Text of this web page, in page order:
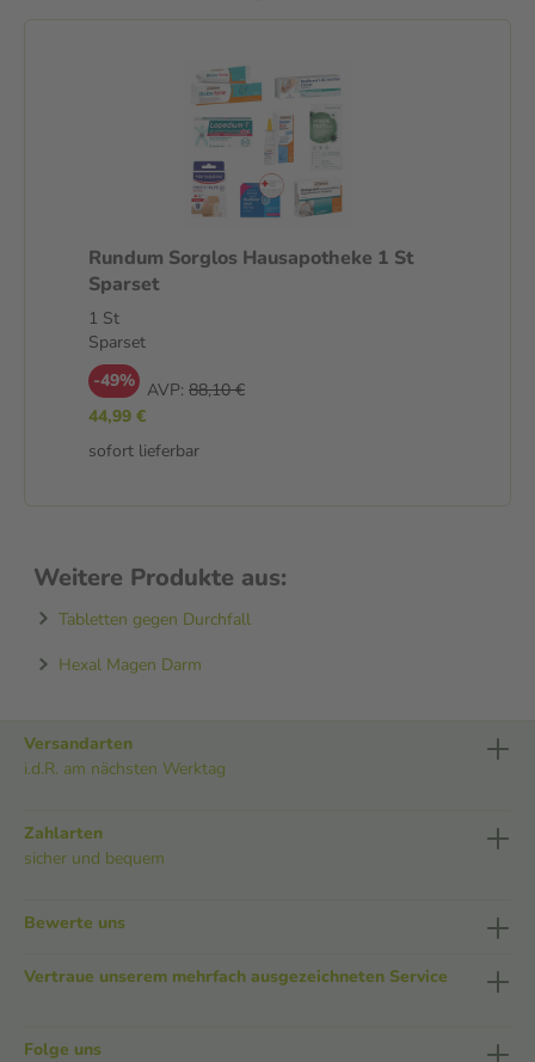
Rundum Sorglos Hausapotheke 1 St
Sparset
1 St
Sparset
-49% AVP: 88,10 €
44,99 €
sofort lieferbar
Weitere Produkte aus:
Tabletten gegen Durchfall
Hexal Magen Darm
Versandarten
i.d.R. am nächsten Werktag
Zahlarten
sicher und bequem
Bewerte uns
Vertraue unserem mehrfach ausgezeichneten Service
Folge uns